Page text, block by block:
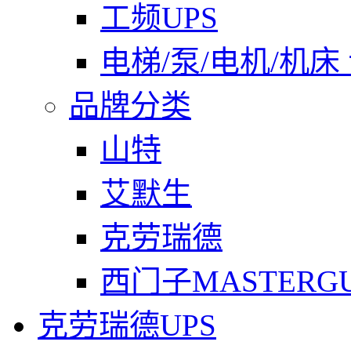
工频UPS
电梯/泵/电机/机床
品牌分类
山特
艾默生
克劳瑞德
西门子
克劳瑞德UPS